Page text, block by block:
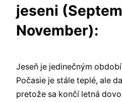
jeseni
November):
Jeseň je jedinečným
Počasie je stále teplé, ale
pretože sa končí letná